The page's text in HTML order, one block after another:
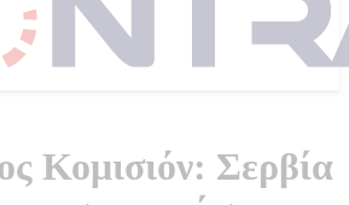
Κομισιόν: Σερβία